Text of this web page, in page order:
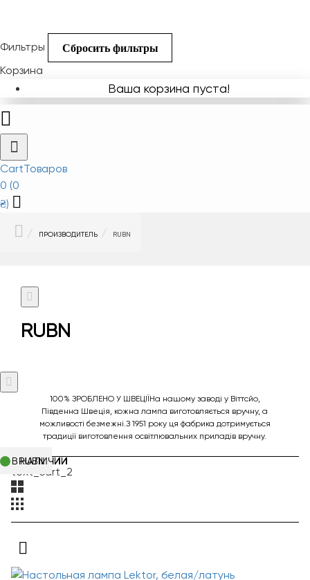
Фильтры Сбросить фильтры
Корзина
Ваша корзина пуста!
CartТоваров
0 (0
₴)
HOME
ПРОИЗВОДИТЕЛЬ
RUBN
RUBN
100% ЗРОБЛЕНО У ШВЕЦІЇНа нашому заводі у Віттсйо,
Південна Швеція, кожна лампа виготовляється вручну, а
можливості безмежні.З 1951 року ця фабрика дотримується
традиції виготовлення освітлювальних приладів вручну.
text_cart_2
RUBN
В НАЛИЧИИ
RUBN
В НАЛИЧИИ
RUBN
В НАЛИЧИИ
RUBN
В НАЛИЧИИ